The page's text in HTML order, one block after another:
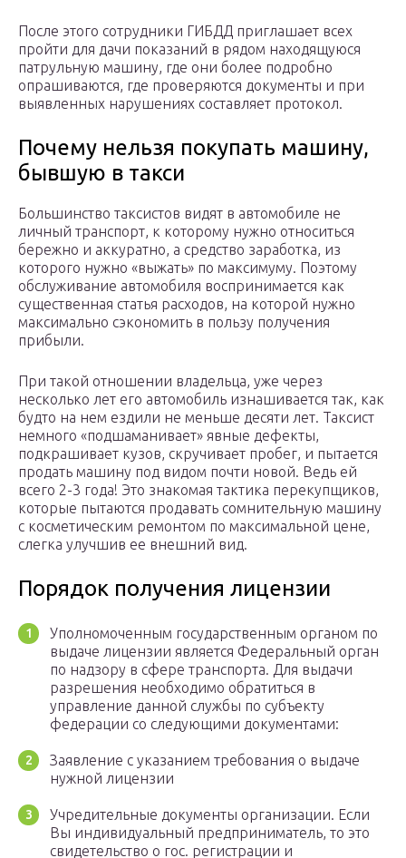
После этого сотрудники ГИБДД приглашает всех
пройти для дачи показаний в рядом находящуюся
патрульную машину, где они более подробно
опрашиваются, где проверяются документы и при
выявленных нарушениях составляет протокол.
Почему нельзя покупать машину,
бывшую в такси
Большинство таксистов видят в автомобиле не
личный транспорт, к которому нужно относиться
бережно и аккуратно, а средство заработка, из
которого нужно «выжать» по максимуму. Поэтому
обслуживание автомобиля воспринимается как
существенная статья расходов, на которой нужно
максимально сэкономить в пользу получения
прибыли.
При такой отношении владельца, уже через
несколько лет его автомобиль изнашивается так, как
будто на нем ездили не меньше десяти лет. Таксист
немного «подшаманивает» явные дефекты,
подкрашивает кузов, скручивает пробег, и пытается
продать машину под видом почти новой. Ведь ей
всего 2-3 года! Это знакомая тактика перекупщиков,
которые пытаются продавать сомнительную машину
с косметическим ремонтом по максимальной цене,
слегка улучшив ее внешний вид.
Порядок получения лицензии
Уполномоченным государственным органом по
выдаче лицензии является Федеральный орган
по надзору в сфере транспорта. Для выдачи
разрешения необходимо обратиться в
управление данной службы по субъекту
федерации со следующими документами:
Заявление с указанием требования о выдаче
нужной лицензии
Учредительные документы организации. Если
Вы индивидуальный предприниматель, то это
свидетельство о гос. регистрации и